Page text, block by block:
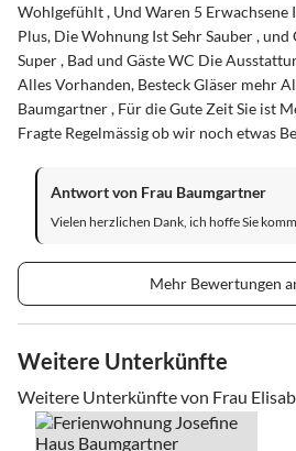
Wohlgefühlt , Und Waren 5 Erwachsene
Plus, Die Wohnung Ist Sehr Sauber ,
Super , Bad und Gäste WC Die
Alles Vorhanden, Besteck Gläser mehr
Baumgartner , Für die Gute Zeit Sie ist
Fragte Regelmässig ob wir noch etwas
Antwort von Frau Baumgartner
Vielen herzlichen Dank, ich hoffe Sie
Mehr Bewertungen
Weitere Unterkünfte
Weitere Unterkünfte von Frau